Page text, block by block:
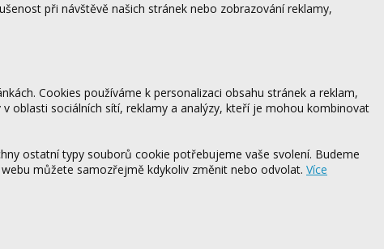
při návštěvě našich stránek nebo zobrazování reklamy,
Cookies používáme k personalizaci obsahu stránek a reklam,
oblasti sociálních sítí, reklamy a analýzy, kteří je mohou kombinovat
ostatní typy souborů cookie potřebujeme vaše svolení. Budeme
můžete samozřejmě kdykoliv změnit nebo odvolat. Více